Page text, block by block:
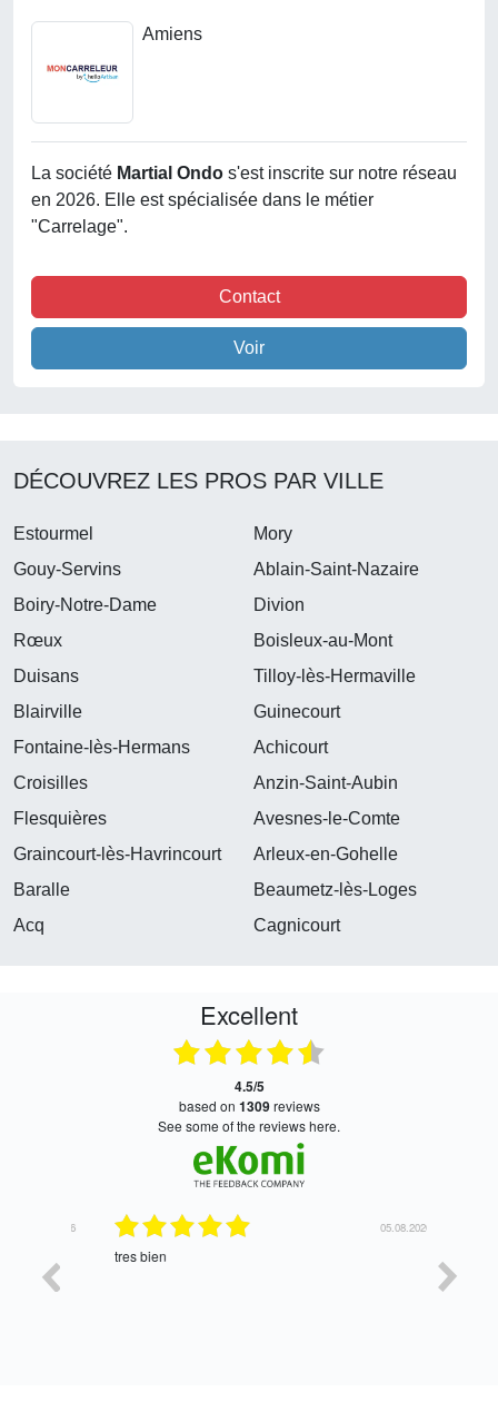
Amiens
La société Martial Ondo s'est inscrite sur notre réseau
en 2026. Elle est spécialisée dans le métier
"Carrelage".
Contact
Voir
DÉCOUVREZ LES PROS PAR VILLE
Estourmel
Mory
Gouy-Servins
Ablain-Saint-Nazaire
Boiry-Notre-Dame
Divion
Rœux
Boisleux-au-Mont
Duisans
Tilloy-lès-Hermaville
Blairville
Guinecourt
Fontaine-lès-Hermans
Achicourt
Croisilles
Anzin-Saint-Aubin
Flesquières
Avesnes-le-Comte
Graincourt-lès-Havrincourt
Arleux-en-Gohelle
Baralle
Beaumetz-lès-Loges
Acq
Cagnicourt
Excellent
4.5/5
based on 1309reviews
see some of the reviews here.
05.08.2026
tres bien